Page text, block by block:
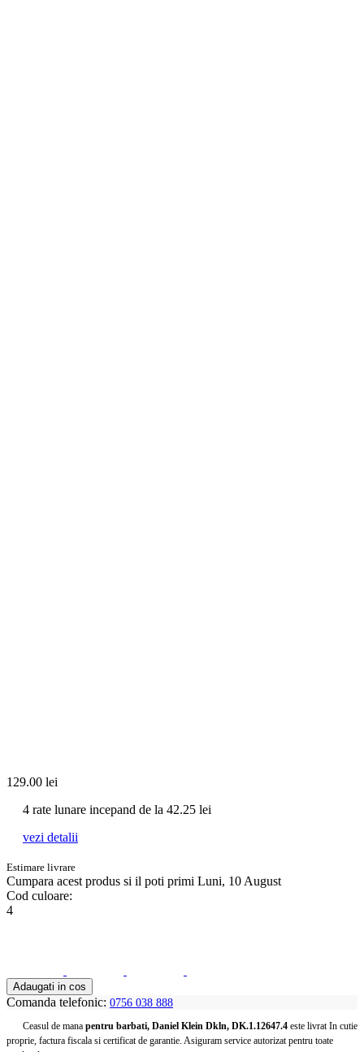
129.00 lei
4 rate lunare incepand de la 42.25 lei
vezi detalii
Estimare livrare
Cumpara acest produs si il poti primi Luni, 10 August
Cod culoare:
4
Adaugati in cos
Comanda telefonic: 0756 038 888
Ceasul de mana pentru barbati, Daniel Klein Dkln, DK.1.12647.4 este livrat In cutie
proprie, factura fiscala si certificat de garantie. Asiguram service autorizat pentru toate